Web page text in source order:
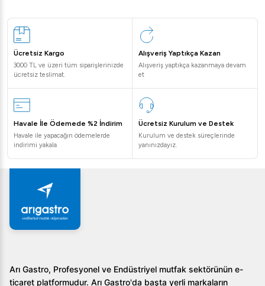
Ücretsiz Kargo
3000 TL ve üzeri tüm siparişlerinizde
ücretsiz teslimat.
Alışveriş Yaptıkça Kazan
Alışveriş yaptıkça kazanmaya devam
et
Havale İle Ödemede %2 İndirim
Havale ile yapacağın ödemelerde
indirimi yakala
Ücretsiz Kurulum ve Destek
Kurulum ve destek süreçlerinde
yanınızdayız.
Arı Gastro, Profesyonel ve Endüstriyel mutfak sektörünün e-
ticaret platformudur. Arı Gastro'da başta yerli markaların